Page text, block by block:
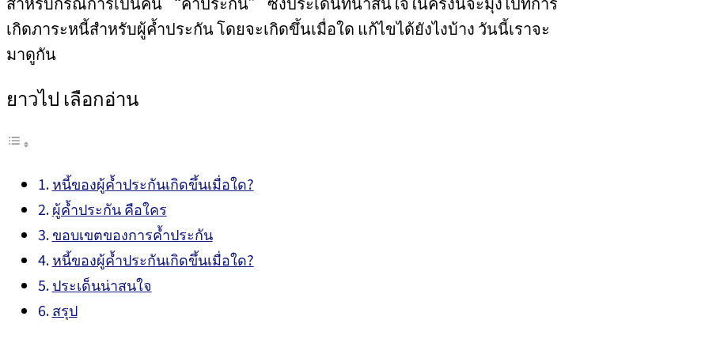
เกิดภาระหนี้สำหรับผู้ค้ำประกัน โดยจะเกิดขึ้นเมื่อใด แก้ไขได้ยังไงบ้าง วันนี้เราจะ
มาดูกัน
ยาวไป เลือกอ่าน
หนี้ของผู้ค้ำประกันเกิดขึ้นเมื่อใด?
ผู้ค้ำประกัน คือใคร
ขอบเขตของการค้ำประกัน
หนี้ของผู้ค้ำประกันเกิดขึ้นเมื่อใด?
ประเด็นน่าสนใจ
สรุป